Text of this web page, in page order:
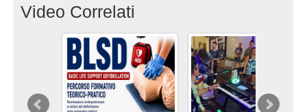
Video Correlati